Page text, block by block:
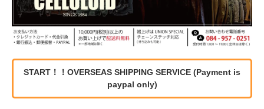
START！！OVERSEAS SHIPPING SERVICE (Payment is
paypal only)